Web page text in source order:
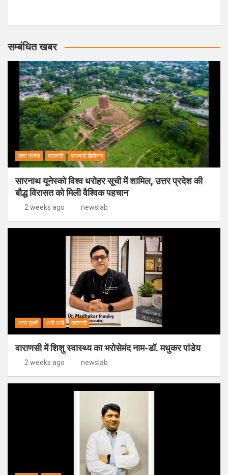
सम्बंधित खबर
उत्तर प्रदेश वाराणसी वाराणसी डिवीजन
सारनाथ यूनेस्को विश्व धरोहर सूची में शामिल, उत्तर प्रदेश की
बौद्ध विरासत को मिली वैश्विक पहचान
2 weeks ago newslab
अन्य ख़बरें अभी अभी वाराणसी
वाराणसी में शिशु स्वास्थ्य का भरोसेमंद नाम-डॉ. मधुकर पांडेय
2 weeks ago newslab